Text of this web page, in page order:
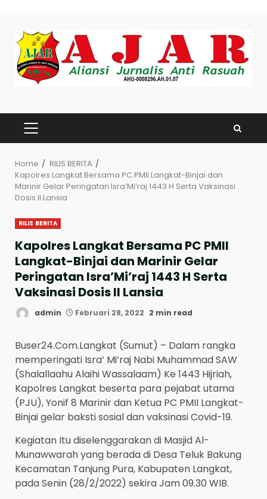
content
PRIMARY
MENU
Home
RILIS BERITA
Kapolres Langkat Bersama PC PMII Langkat-Binjai dan
Marinir Gelar Peringatan Isra’Mi’raj 1443 H Serta Vaksinasi
Dosis II Lansia
RILIS BERITA
Kapolres Langkat Bersama PC PMII
Langkat-Binjai dan Marinir Gelar
Peringatan Isra’Mi’raj 1443 H Serta
Vaksinasi Dosis II Lansia
admin Februari 28, 2022 2 min read
Buser24.Com.Langkat (Sumut) – Dalam rangka
memperingati Isra’ Mi’raj Nabi Muhammad SAW
(Shalallaahu Alaihi Wassalaam) Ke 1443 Hijriah,
Kapolres Langkat beserta para pejabat utama
(PJU), Yonif 8 Marinir dan Ketua PC PMII Langkat-
Binjai gelar baksti sosial dan vaksinasi Covid-19.
Kegiatan Itu diselenggarakan di Masjid Al-
Munawwarah yang berada di Desa Teluk Bakung
Kecamatan Tanjung Pura, Kabupaten Langkat,
pada Senin (28/2/2022) sekira Jam 09.30 WIB.